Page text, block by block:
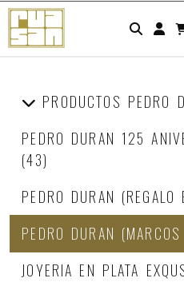
PRODUCTOS PEDRO
PEDRO DURAN 125
(43)
PEDRO DURAN (REGALO
PEDRO DURAN
JOYERIA EN PLATA